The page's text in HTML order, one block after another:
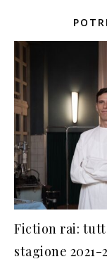
Fiction rai:
stagione 2021-